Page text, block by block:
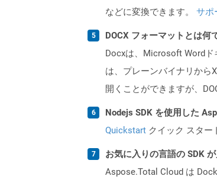
などに変換できます。 サポ
DOCX フォーマットとは何
Docxは、Microsoft Wordド
は、プレーンバイナリから
開くことができますが、
Nodejs SDK を使用した
Quickstart クイック スター
お気に入りの言語の SDK
Aspose.Total Cloud は